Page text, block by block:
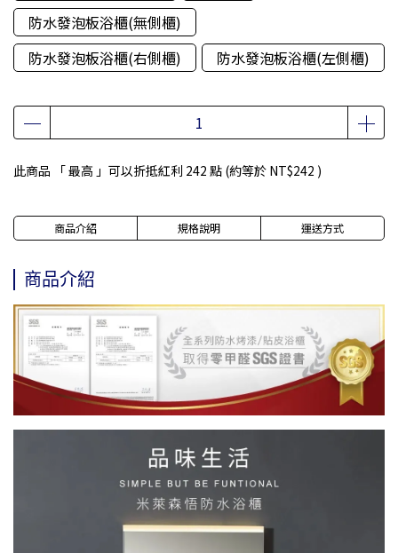
防水發泡板浴櫃(無側櫃)
防水發泡板浴櫃(右側櫃)
防水發泡板浴櫃(左側櫃)
此商品 「 最高 」可以折抵紅利 242 點 (約等於 NT$242 )
商品介紹 規格說明 運送方式
商品介紹